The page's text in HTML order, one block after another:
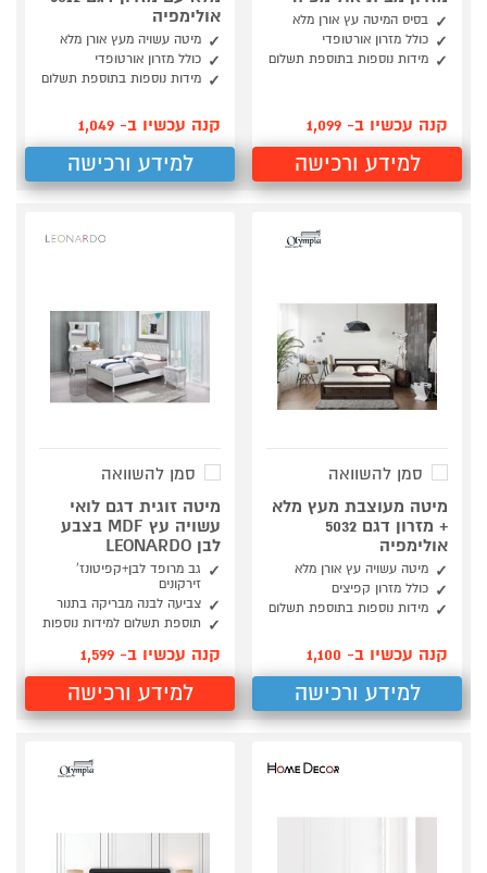
בסיס המיטה עץ אורן מלא
כולל מזרון אורטופדי
מידות נוספות בתוספת תשלום
קנה עכשיו ב- 1,099
למידע ורכישה
אולימפיה
מיטה עשויה מעץ אורן מלא
כולל מזרון אורטופדי
מידות נוספות בתוספת תשלום
קנה עכשיו ב- 1,049
למידע ורכישה
סמן להשוואה
מיטה מעוצבת מעץ מלא
+ מזרון דגם 5032
אולימפיה
מיטה עשויה עץ אורן מלא
כולל מזרון קפיצים
מידות נוספות בתוספת תשלום
קנה עכשיו ב- 1,100
למידע ורכישה
סמן להשוואה
מיטה זוגית דגם לואי
עשויה עץ MDF בצבע
לבן LEONARDO
גב מרופד לבן+קפיטונז’
זירקונים
צביעה לבנה מבריקה בתנור
תוספת תשלום למידות נוספות
קנה עכשיו ב- 1,599
למידע ורכישה